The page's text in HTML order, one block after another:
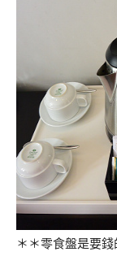
＊＊零食盤是要